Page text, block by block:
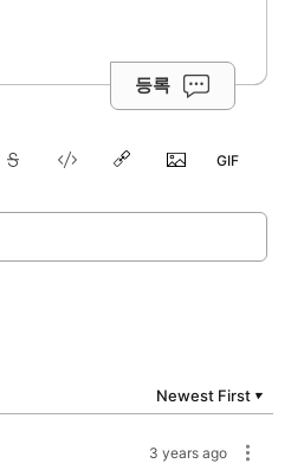
등록
Newest First ▼
3 years ago